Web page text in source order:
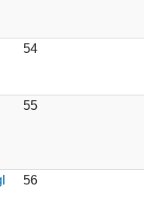
54
55
56